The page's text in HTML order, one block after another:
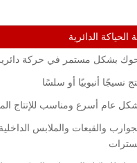
الحياكة الدائرية
بشكل مستمر في حركة
نسيجًا أنبوبيًا أو سلسًا
عام أسرع ومناسب للإنتاج
والقبعات والملابس